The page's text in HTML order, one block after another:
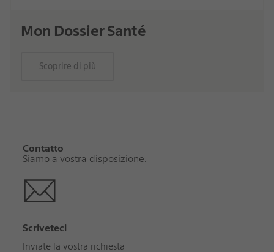
Mon Dossier Santé
Scoprire di più
Contatto
Siamo a vostra disposizione.
Scriveteci
Inviate la vostra richiesta